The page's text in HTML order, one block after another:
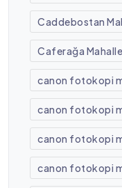
Caddebostan
Caferağa
canon fotokopi
canon fotokopi
canon fotokopi
canon fotokopi